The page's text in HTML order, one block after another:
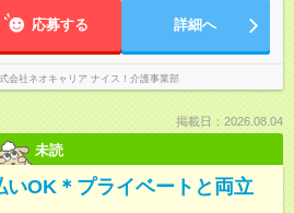
応募する 詳細へ
会社ネオキャリア ナイス！介護事業部
掲載日：2026.08.04
未読
いOK＊プライベートと両立